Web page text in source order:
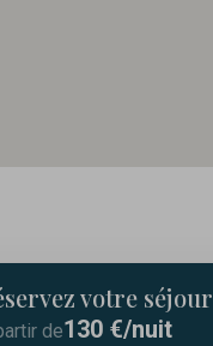
votre séjour
de130 €/nuit